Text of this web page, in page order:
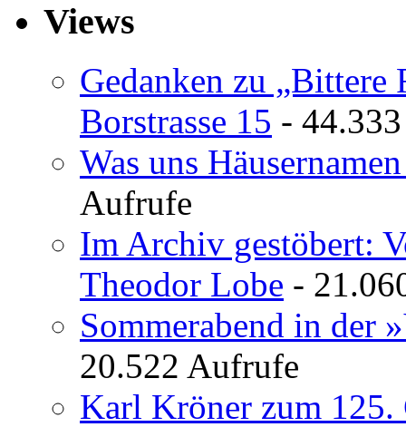
Views
Gedanken zu
Borstrasse 15 -
Was uns
Aufrufe
Im Archiv gestöbert:
Theodor Lobe -
Sommerabend in der
20.522 Aufrufe
Karl Kröner zum 125.